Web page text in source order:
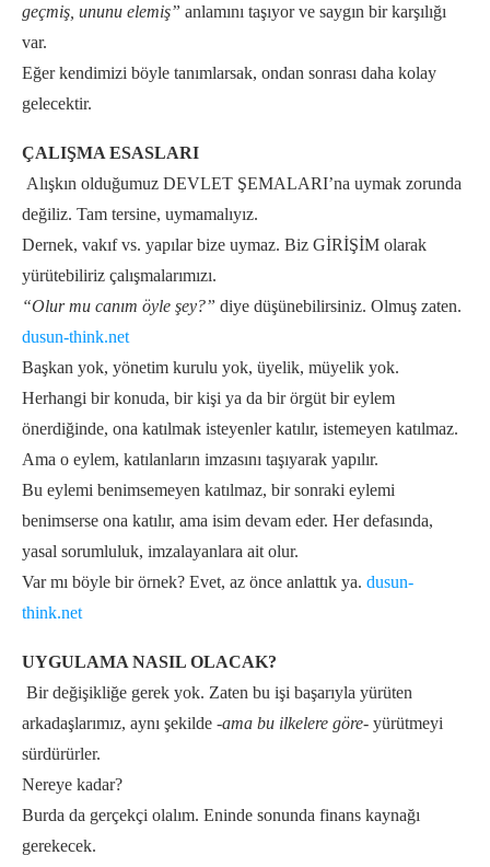
geçmiş, ununu elemiş” anlamını taşıyor ve saygın bir karşılığı
var.
Eğer kendimizi böyle tanımlarsak, ondan sonrası daha kolay
gelecektir.
ÇALIŞMA ESASLARI
Alışkın olduğumuz DEVLET ŞEMALARI’na uymak zorunda
değiliz. Tam tersine, uymamalıyız.
Dernek, vakıf vs. yapılar bize uymaz. Biz GİRİŞİM olarak
yürütebiliriz çalışmalarımızı.
“Olur mu canım öyle şey?” diye düşünebilirsiniz. Olmuş zaten.
dusun-think.net
Başkan yok, yönetim kurulu yok, üyelik, müyelik yok.
Herhangi bir konuda, bir kişi ya da bir örgüt bir eylem
önerdiğinde, ona katılmak isteyenler katılır, istemeyen katılmaz.
Ama o eylem, katılanların imzasını taşıyarak yapılır.
Bu eylemi benimsemeyen katılmaz, bir sonraki eylemi
benimserse ona katılır, ama isim devam eder. Her defasında,
yasal sorumluluk, imzalayanlara ait olur.
Var mı böyle bir örnek? Evet, az önce anlattık ya. dusun-
think.net
UYGULAMA NASIL OLACAK?
Bir değişikliğe gerek yok. Zaten bu işi başarıyla yürüten
arkadaşlarımız, aynı şekilde -ama bu ilkelere göre- yürütmeyi
sürdürürler.
Nereye kadar?
Burda da gerçekçi olalım. Eninde sonunda finans kaynağı
gerekecek.